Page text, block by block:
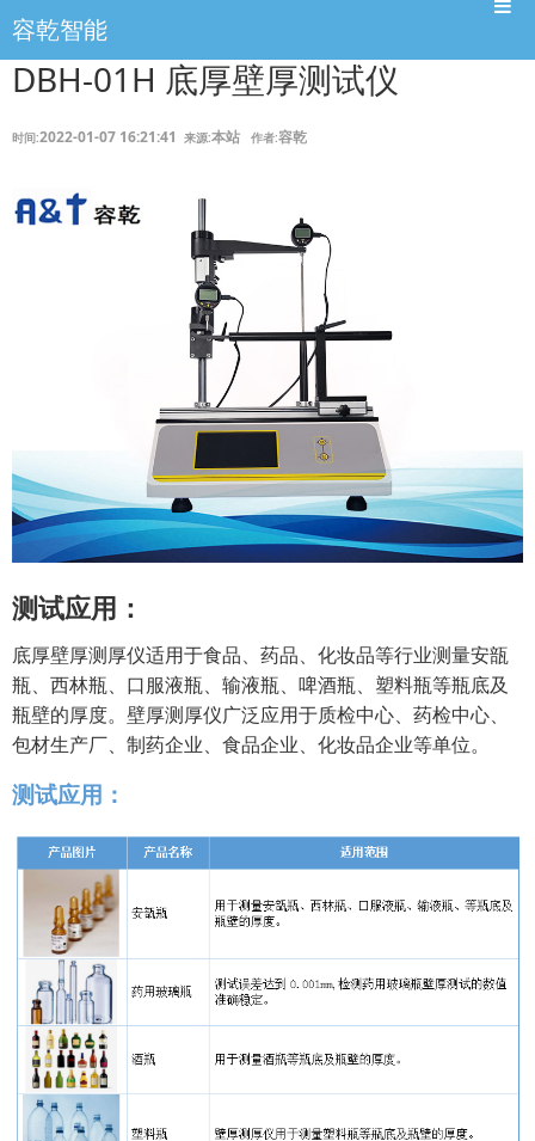
容乾智能
DBH-01H 底厚壁厚测试仪
时间:2022-01-07 16:21:41 来源:本站 作者:容乾
测试应用：
底厚壁厚测厚仪适用于食品、药品、化妆品等行业测量安瓿
瓶、西林瓶、口服液瓶、输液瓶、啤酒瓶、塑料瓶等瓶底及
瓶壁的厚度。壁厚测厚仪广泛应用于质检中心、药检中心、
包材生产厂、制药企业、食品企业、化妆品企业等单位。
测试应用：